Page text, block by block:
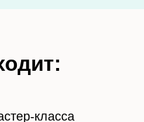
класса